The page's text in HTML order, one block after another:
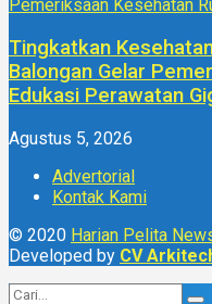
Tingkatkan
Balongan Gelar
Edukasi Perawatan
Agustus 5, 2026
Advertorial
Kontak Kami
© 2020 Harian Pelita
Developed by CV